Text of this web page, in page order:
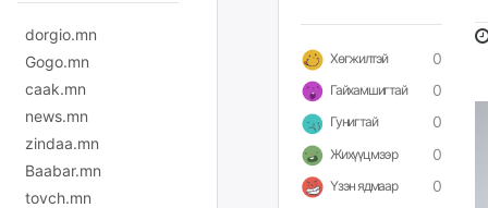
dorgio.mn
Gogo.mn
caak.mn
news.mn
zindaa.mn
Baabar.mn
tovch.mn
Хөгжилтэй 0
Гайхамшигтай 0
Гунигтай 0
Жихүүцмээр 0
Үзэн ядмаар 0